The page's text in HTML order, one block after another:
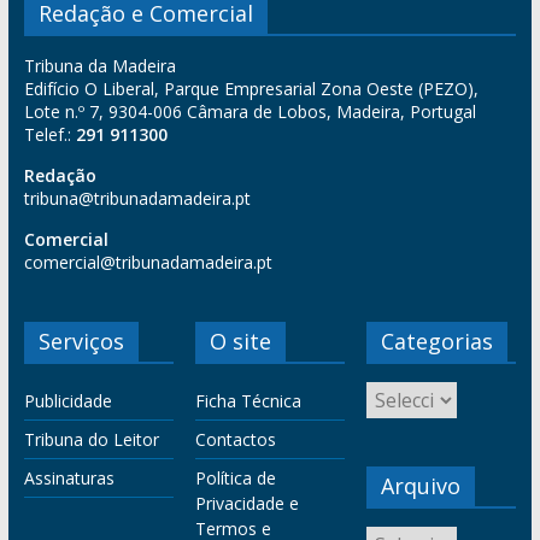
Redação e Comercial
Tribuna da Madeira
Edifício O Liberal, Parque Empresarial Zona Oeste (PEZO),
Lote n.º 7, 9304-006 Câmara de Lobos, Madeira, Portugal
Telef.: 291 911300
Redação
tribuna@tribunadamadeira.pt
Comercial
comercial@tribunadamadeira.pt
Serviços
Publicidade
Tribuna do Leitor
Assinaturas
O site
Ficha Técnica
Contactos
Política de
Privacidade e
Termos e
Categorias
Arquivo